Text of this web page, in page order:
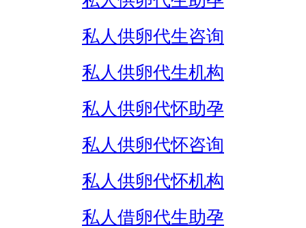
私人供卵代生咨询
私人供卵代生机构
私人供卵代怀助孕
私人供卵代怀咨询
私人供卵代怀机构
私人借卵代生助孕